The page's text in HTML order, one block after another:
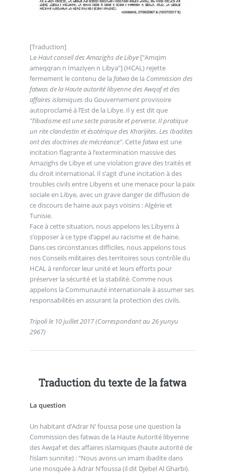
[Traduction]
LeHaut conseil des Amazighs de Libye["Amqim
ameqqran n Imaziγen n Libya"] (HCAL) rejette
fermement le contenu de la fatwade la Commission des
fatwas de la Haute autorité libyenne des Awqaf et des
affaires islamiques du Gouvernement provisoire
autoproclamé à l’Est de la Libye. Il y est dit que
"l’ibadisme est une secte parasite et perverse. Il pratique
un rite clandestin et ésotérique des Kharijites. Les Ibadites
ont des doctrines de mécréance". Cettefatwaest une
incitation flagrante à l’extermination massive des
Amazighs de Libye et une violation grave des traités et
du droit international. Il s’agit d’une incitation à des
troubles civils entre Libyens et une menace pour la paix
sociale en Libye, avec un grave danger de diffusion de
ce discours de haine aux pays voisins : Algérie et
Tunisie.
Face à cette situation, nous appelons les Libyens à
s’opposer à ce type d’appel au racisme et de haine.
Dans ces circonstances difficiles, nous appelons tous
nos Conseils militaires des territoires sous contrôle du
HCAL à renforcer leur unité et leurs efforts pour
préserver la sécurité et la stabilité. Comme nous
appelons la Communauté internationale à assumer ses
responsabilités en assurant la protection des civils.
Tripoli le 10 juillet 2017 (Correspondant au 26 yunyu
2967)
Traduction du texte de la fatwa
La question
Un habitant d’Adrar N’ foussa pose une question la
Commission des fatwas de la Haute Autorité libyenne
des Awqaf et des affaires islamiques (haute autorité de
l’islam sunnite) : "Nous avons un imam ibadite dans
une mosquée à Adrar N’foussa (il dit Djebel Al Gharbi).